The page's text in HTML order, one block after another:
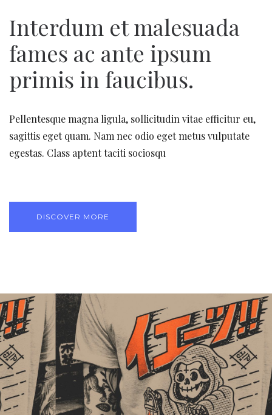
Interdum et malesuada
fames ac ante ipsum
primis in faucibus.
Pellentesque magna ligula, sollicitudin vitae efficitur eu,
sagittis eget quam. Nam nec odio eget metus vulputate
egestas. Class aptent taciti sociosqu
DISCOVER MORE